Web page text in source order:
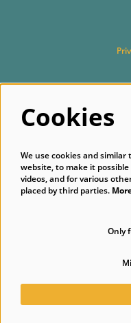
Cookies
We use cookies and
website, to make it
videos, and for various
placed by third parties.
Only